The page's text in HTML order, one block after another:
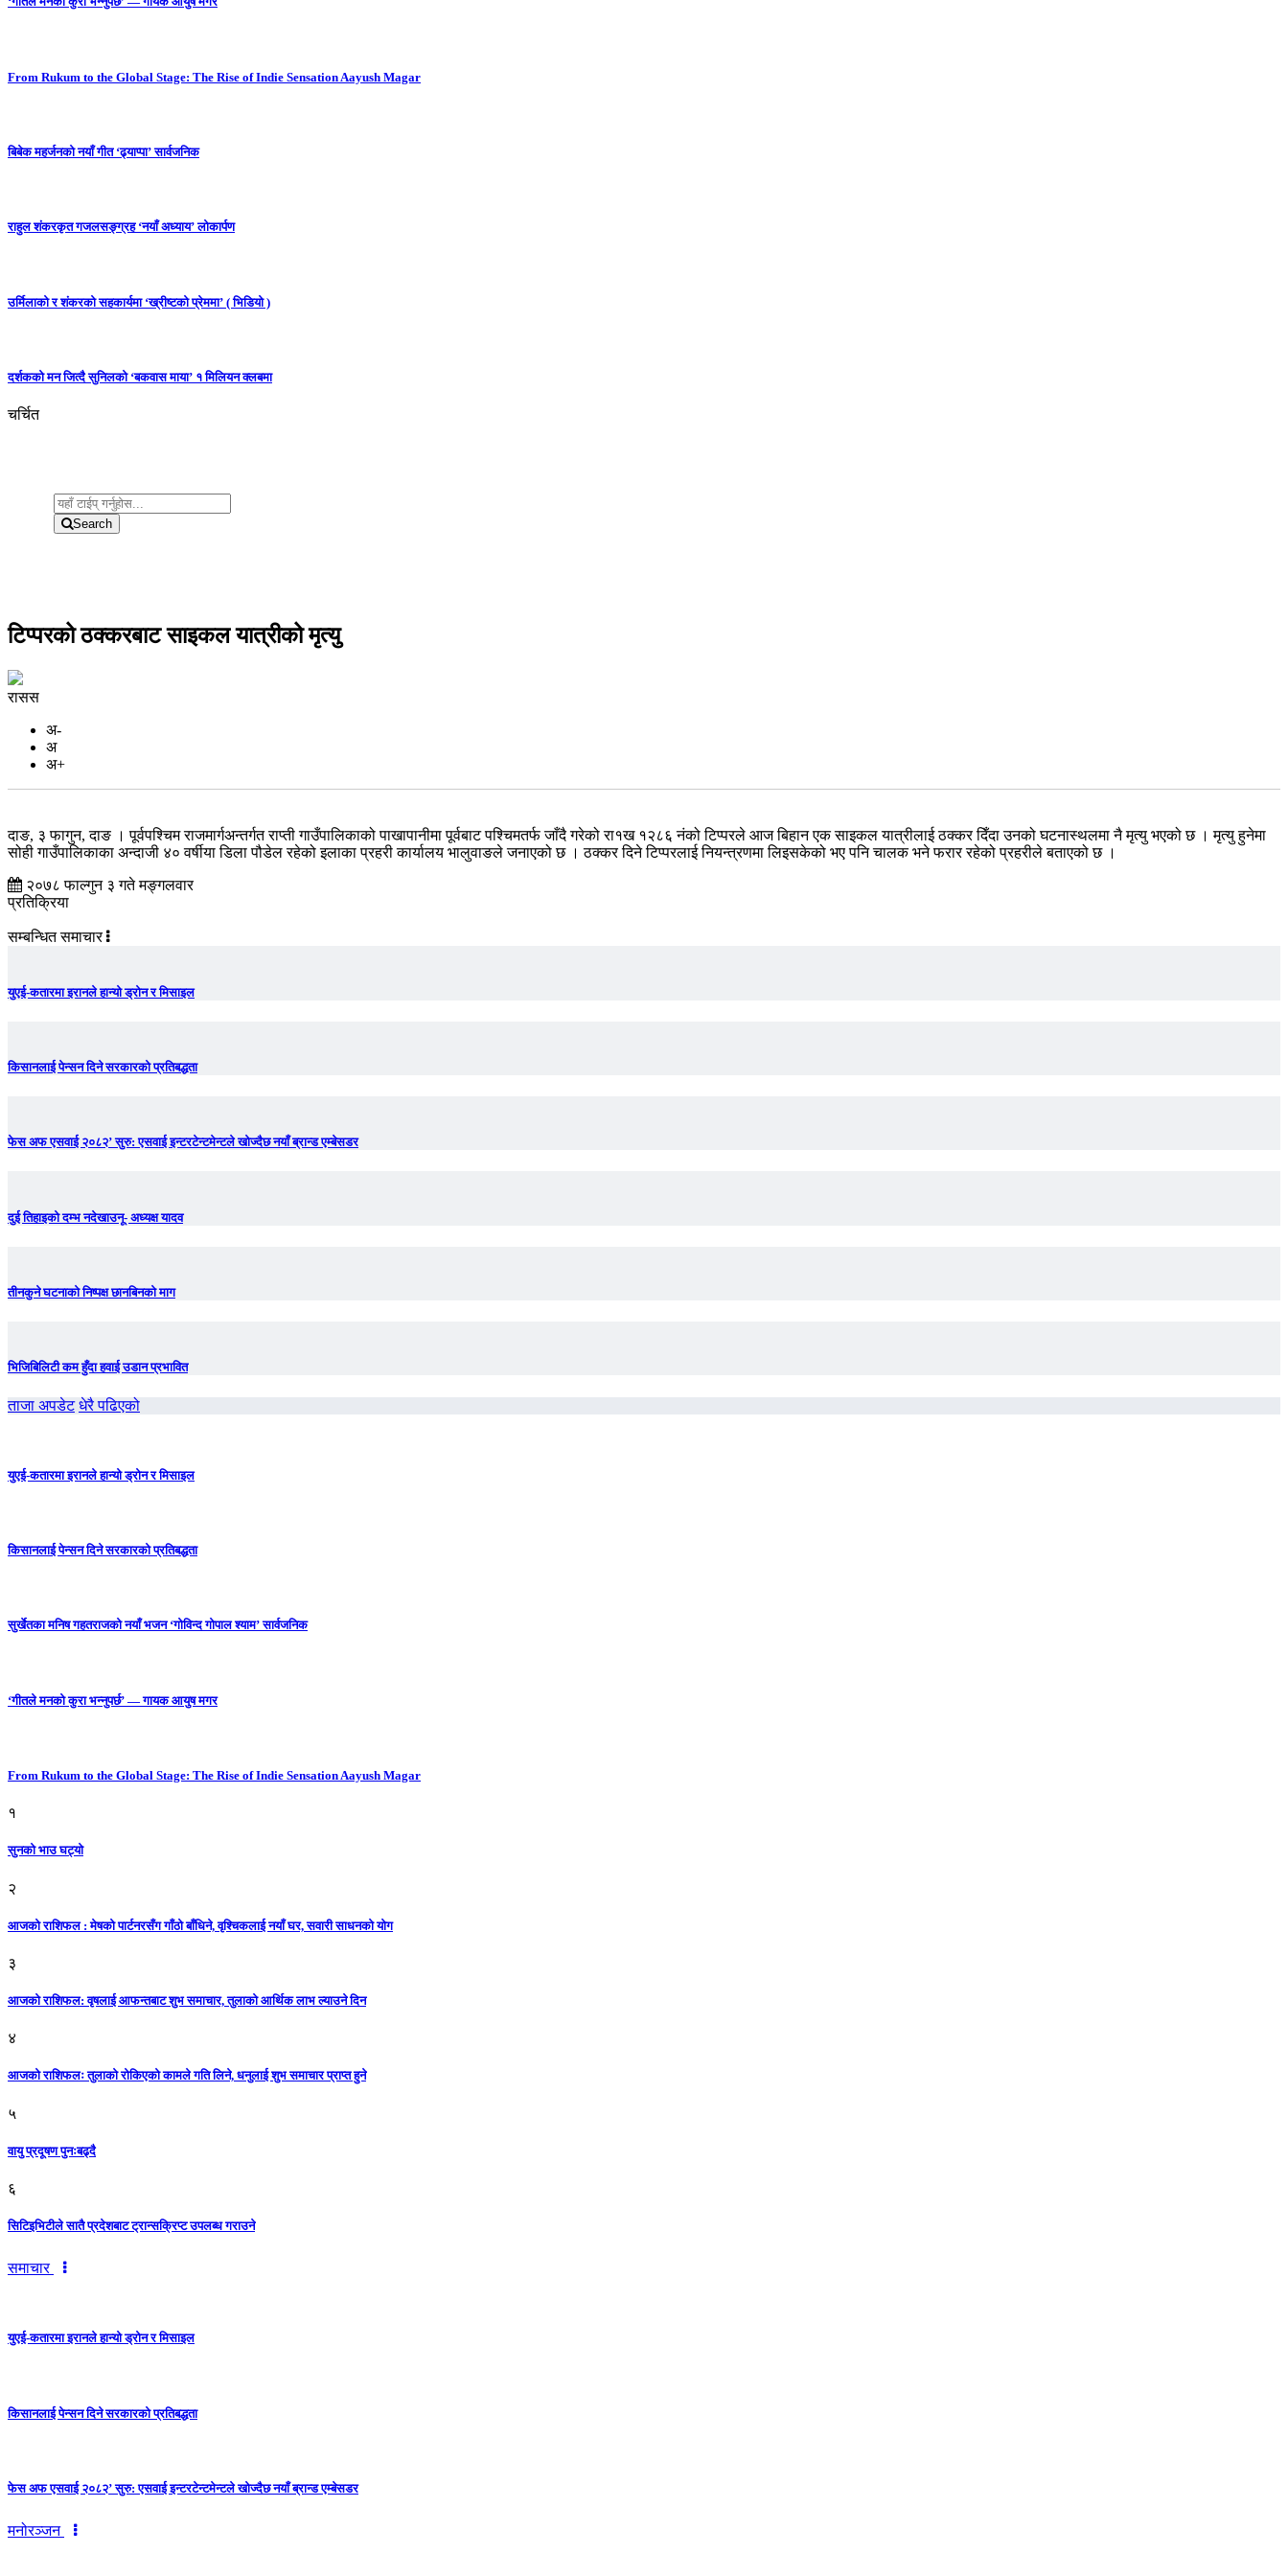
From Rukum to the Global Stage: The Rise of Indie Sensation Aayush Magar
बिबेक महर्जनको नयाँ गीत ‘ढ्याप्पा’ सार्वजनिक
राहुल शंकरकृत गजलसङ्ग्रह ‘नयाँ अध्याय’ लोकार्पण
उर्मिलाको र शंकरको सहकार्यमा ‘ख्रीष्टको प्रेममा’ ( भिडियो )
दर्शकको मन जित्दै सुनिलको ‘बकवास माया’ १ मिलियन क्लबमा
चर्चित
Search
टिप्परको ठक्करबाट साइकल यात्रीको मृत्यु
रासस
अ-
अ
अ+
दाङ, ३ फागुन, दाङ । पूर्वपश्चिम राजमार्गअन्तर्गत राप्ती गाउँपालिकाको पाखापानीमा पूर्वबाट पश्चिमतर्फ जाँदै गरेको रा१ख १२८६ नंको टिप्परले आज बिहान एक साइकल यात्रीलाई ठक्कर दिँदा उनको घटनास्थलमा नै मृत्यु भएको छ । मृत्यु हुनेमा
सोही गाउँपालिकाका अन्दाजी ४० वर्षीया डिला पौडेल रहेको इलाका प्रहरी कार्यालय भालुवाङले जनाएको छ । ठक्कर दिने टिप्परलाई नियन्त्रणमा लिइसकेको भए पनि चालक भने फरार रहेको प्रहरीले बताएको छ ।
२०७८ फाल्गुन ३ गते मङ्गलवार
प्रतिक्रिया
सम्बन्धित समाचार
युएई-कतारमा इरानले हान्यो ड्रोन र मिसाइल
किसानलाई पेन्सन दिने सरकारको प्रतिबद्धता
फेस अफ एसवाई २०८२’ सुरु: एसवाई इन्टरटेन्टमेन्टले खोज्दैछ नयाँ ब्रान्ड एम्बेसडर
दुई तिहाइको दम्भ नदेखाउनू- अध्यक्ष यादव
तीनकुने घटनाकाे निष्पक्ष छानबिनकाे माग
भिजिबिलिटी कम हुँदा हवाई उडान प्रभावित
ताजा अपडेट धेरै पढिएको
युएई-कतारमा इरानले हान्यो ड्रोन र मिसाइल
किसानलाई पेन्सन दिने सरकारको प्रतिबद्धता
सुर्खेतका मनिष गहतराजको नयाँ भजन ‘गोविन्द गोपाल श्याम’ सार्वजनिक
‘गीतले मनको कुरा भन्नुपर्छ’ — गायक आयुष मगर
From Rukum to the Global Stage: The Rise of Indie Sensation Aayush Magar
१
सुनको भाउ घट्याे
२
आजको राशिफल : मेषको पार्टनरसँग गाँठो बाँधिने, वृश्चिकलाई नयाँ घर, सवारी साधनकाे याेग
३
आजकाे राशिफल: वृषलाई आफन्तबाट शुभ समाचार, तुलाकाे आर्थिक लाभ ल्याउने दिन
४
आजको राशिफलः तुलाकाे रोकिएको कामले गति लिने, धनुलाई शुभ समाचार प्राप्त हुने
५
वायु प्रदूषण पुनःबढ्दै
६
सिटिइभिटीले सातै प्रदेशबाट ट्रान्सक्रिप्ट उपलब्ध गराउने
समाचार
युएई-कतारमा इरानले हान्यो ड्रोन र मिसाइल
किसानलाई पेन्सन दिने सरकारको प्रतिबद्धता
फेस अफ एसवाई २०८२’ सुरु: एसवाई इन्टरटेन्टमेन्टले खोज्दैछ नयाँ ब्रान्ड एम्बेसडर
मनोरञ्जन